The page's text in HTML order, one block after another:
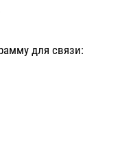
для связи: